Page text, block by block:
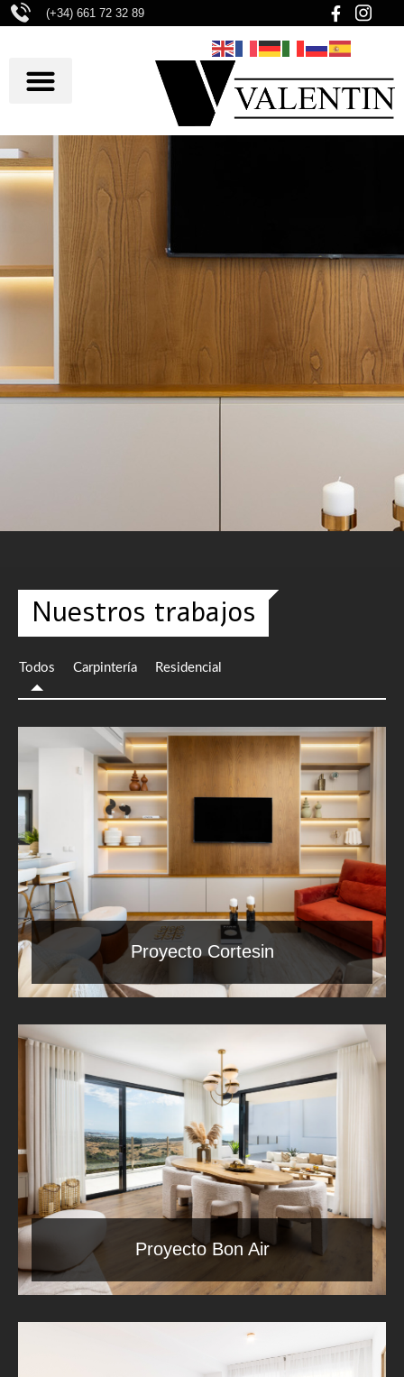
(+34) 661 72 32 89
Nuestros trabajos
Todos Carpintería Residencial
Proyecto Cortesin
Proyecto Bon Air